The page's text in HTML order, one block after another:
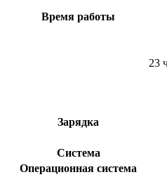
Время работы
23
Зарядка
Система
Операционная система